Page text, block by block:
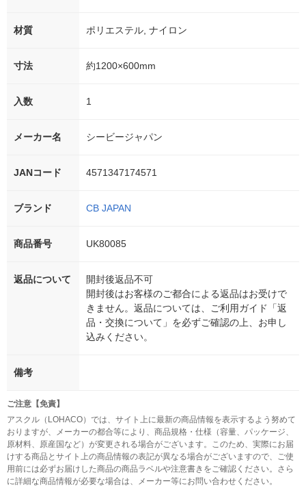
材質 ポリエステル, ナイロン
寸法 約1200×600mm
入数 1
メーカー名 シービージャパン
JANコード 4571347174571
ブランド CB JAPAN
商品番号 UK80085
返品について
開封後返品不可
開封後はお客様のご都合による返品はお受けで
きません。返品については、ご利用ガイド「返
品・交換について」を必ずご確認の上、お申し
込みください。
備考
ご注意【免責】
アスクル（LOHACO）では、サイト上に最新の商品情報を表示するよう努めて
おりますが、メーカーの都合等により、商品規格・仕様（容量、パッケージ、
原材料、原産国など）が変更される場合がございます。このため、実際にお届
けする商品とサイト上の商品情報の表記が異なる場合がございますので、ご使
用前には必ずお届けした商品の商品ラベルや注意書きをご確認ください。さら
に詳細な商品情報が必要な場合は、メーカー等にお問い合わせください。